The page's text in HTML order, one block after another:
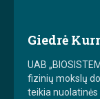
Giedrė
UAB
fizinių mokslų
teikia